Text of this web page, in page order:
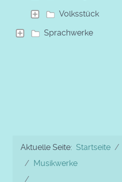
Volksstück
Sprachwerke
Aktuelle Seite: Startseite
Musikwerke